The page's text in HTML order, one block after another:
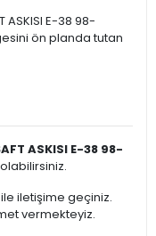
ASKISI E-38 98-
ön planda tutan
ASKISI E-38 98-
iletişime geçiniz.
vermekteyiz.